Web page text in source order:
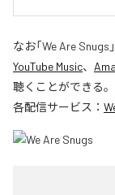
なお「We Are Snugs
YouTube Music、
聴くことができる。
各配信サービス：